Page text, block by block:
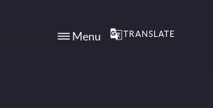
Menu TRANSLATE